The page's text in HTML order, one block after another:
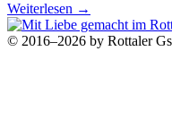
Weiterlesen →
© 2016–2026 by Rottaler